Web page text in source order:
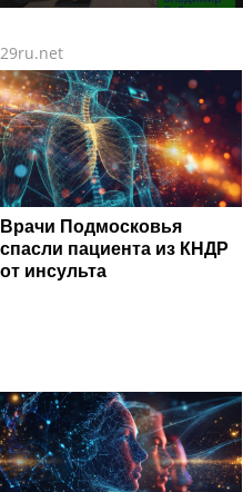
защиту
29ru.net
Врачи Подмосковья
спасли пациента из КНДР
от инсульта